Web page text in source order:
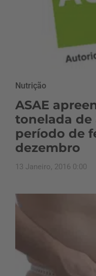
Nutrição
ASAE
tonelada
período de
dezembro
13 Janeiro, 2016 0:00